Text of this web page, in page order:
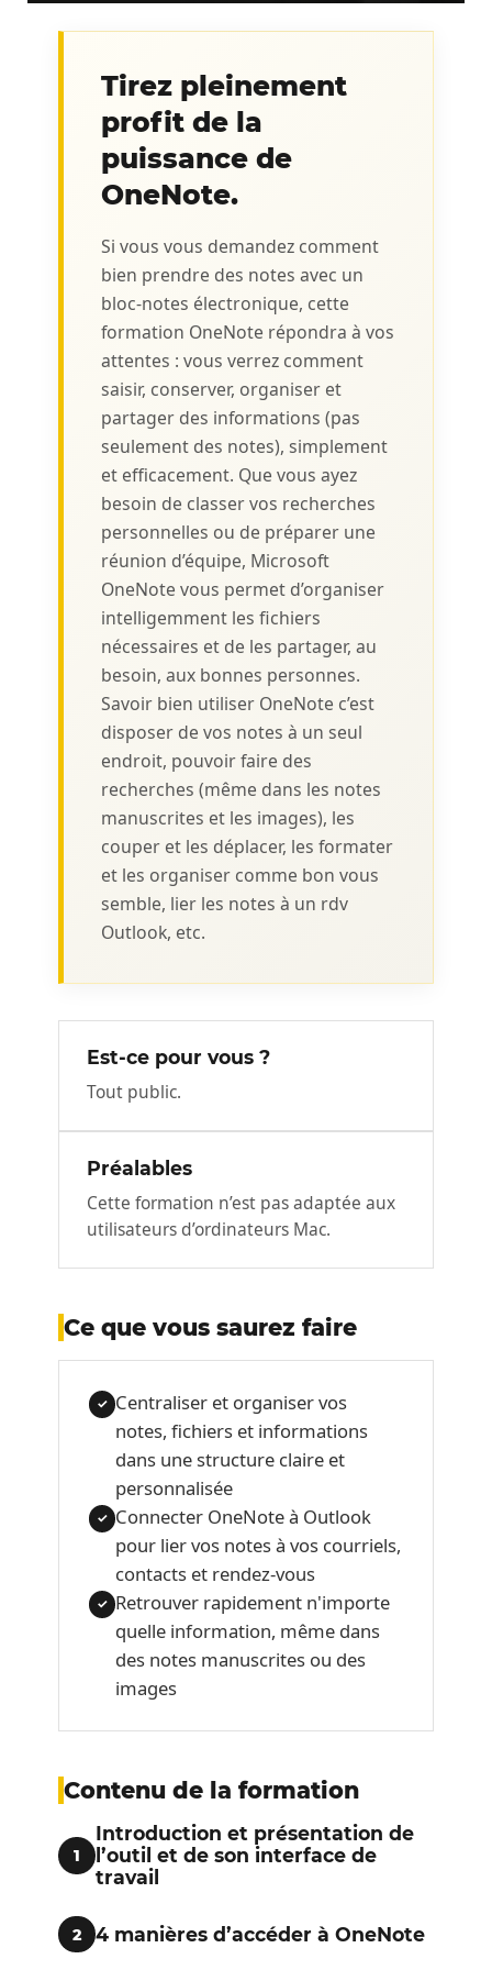
Tirez pleinement
profit de la
puissance de
OneNote.
Si vous vous demandez comment
bien prendre des notes avec un
bloc-notes électronique, cette
formation OneNote répondra à vos
attentes : vous verrez comment
saisir, conserver, organiser et
partager des informations (pas
seulement des notes), simplement
et efficacement. Que vous ayez
besoin de classer vos recherches
personnelles ou de préparer une
réunion d’équipe, Microsoft
OneNote vous permet d’organiser
intelligemment les fichiers
nécessaires et de les partager, au
besoin, aux bonnes personnes.
Savoir bien utiliser OneNote c’est
disposer de vos notes à un seul
endroit, pouvoir faire des
recherches (même dans les notes
manuscrites et les images), les
couper et les déplacer, les formater
et les organiser comme bon vous
semble, lier les notes à un rdv
Outlook, etc.
Est-ce pour vous ?
Tout public.
Préalables
Cette formation n’est pas adaptée aux
utilisateurs d’ordinateurs Mac.
Ce que vous saurez faire
✓ Centraliser et organiser vos
notes, fichiers et informations
dans une structure claire et
personnalisée
✓ Connecter OneNote à Outlook
pour lier vos notes à vos courriels,
contacts et rendez-vous
✓ Retrouver rapidement n'importe
quelle information, même dans
des notes manuscrites ou des
images
Contenu de la formation
1
Introduction et présentation de
l’outil et de son interface de
travail
2 4 manières d’accéder à OneNote